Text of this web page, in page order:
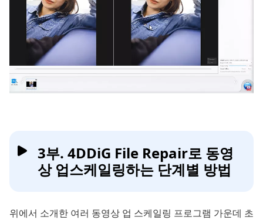
3부. 4DDiG File Repair로 동영
상 업스케일링하는 단계별 방법
위에서 소개한 여러 동영상 업 스케일링 프로그램 가운데 초